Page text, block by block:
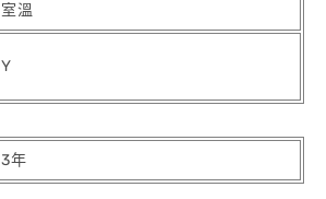
室溫
Y
3年